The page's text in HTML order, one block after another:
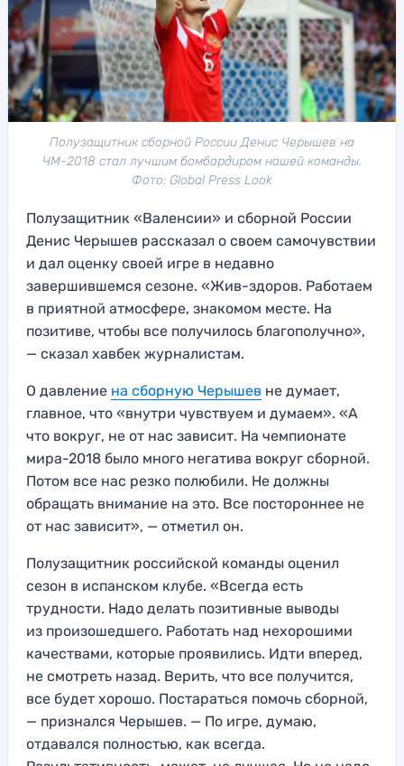
Полузащитник сборной России Денис Черышев на
ЧМ-2018 стал лучшим бомбардиром нашей команды.
Фото: Global Press Look
Полузащитник «Валенсии» и сборной России
Денис Черышев рассказал о своем самочувствии
и дал оценку своей игре в недавно
завершившемся сезоне. «Жив-здоров. Работаем
в приятной атмосфере, знакомом месте. На
позитиве, чтобы все получилось благополучно»,
— сказал хавбек журналистам.
О давление на сборную Черышев не думает,
главное, что «внутри чувствуем и думаем». «А
что вокруг, не от нас зависит. На чемпионате
мира-2018 было много негатива вокруг сборной.
Потом все нас резко полюбили. Не должны
обращать внимание на это. Все постороннее не
от нас зависит», — отметил он.
Полузащитник российской команды оценил
сезон в испанском клубе. «Всегда есть
трудности. Надо делать позитивные выводы
из произошедшего. Работать над нехорошими
качествами, которые проявились. Идти вперед,
не смотреть назад. Верить, что все получится,
все будет хорошо. Постараться помочь сборной,
— признался Черышев. — По игре, думаю,
отдавался полностью, как всегда.